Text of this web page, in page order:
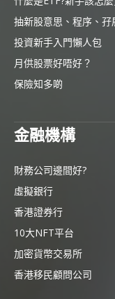
抽新股意思、程序、孖
投資新手入門懶人包
月供股票好唔好？
保險知多啲
金融機構
財務公司邊間好?
虛擬銀行
香港證券行
10大NFT平台
加密貨幣交易所
香港移民顧問公司